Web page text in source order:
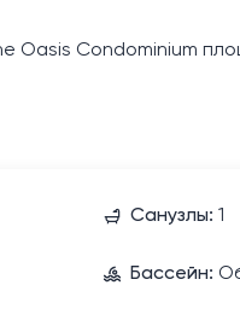
Oasis Condominium
Санузлы: 1
Бассейн: